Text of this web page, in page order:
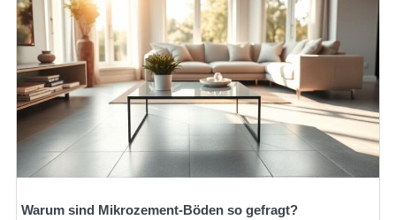
Warum sind Mikrozement-Böden so gefragt?